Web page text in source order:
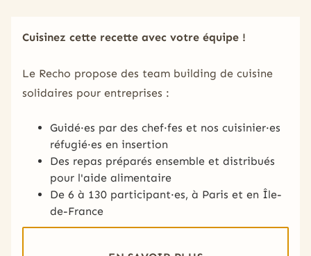
Cuisinez cette recette avec votre équipe !
Le Recho propose des team building de cuisine
solidaires pour entreprises :
Guidé·es par des chef·fes et nos cuisinier·es
réfugié·es en insertion
Des repas préparés ensemble et distribués
pour l'aide alimentaire
De 6 à 130 participant·es, à Paris et en Île-
de-France